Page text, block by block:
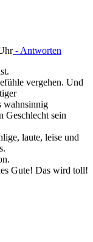
- Antworten
vergehen. Und
wahnsinnig
Geschlecht sein
laute, leise und
Gute! Das wird toll!